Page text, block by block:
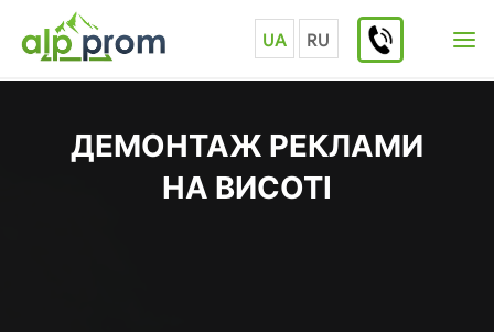
content
UA RU
ДЕМОНТАЖ РЕКЛАМИ
НА ВИСОТІ